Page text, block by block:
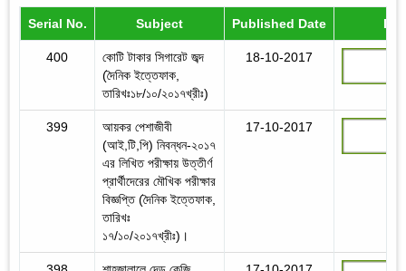
Serial No. Subject Published Date
400
কোটি টাকার সিগারেট জব্দ
(দৈনিক ইত্তেফাক,
তারিখঃ১৮/১০/২০১৭খ্রীঃ)
18-10-2017
399
আয়কর পেশাজীবী
(আই,টি,পি) নিবন্ধন-২০১৭
এর লিখিত পরীক্ষায় উত্তীর্ণ
প্রার্থীদেরের মৌখিক পরীক্ষার
বিজ্ঞপ্তি (দৈনিক ইত্তেফাক,
তারিখঃ
১৭/১০/২০১৭খ্রীঃ)।
17-10-2017